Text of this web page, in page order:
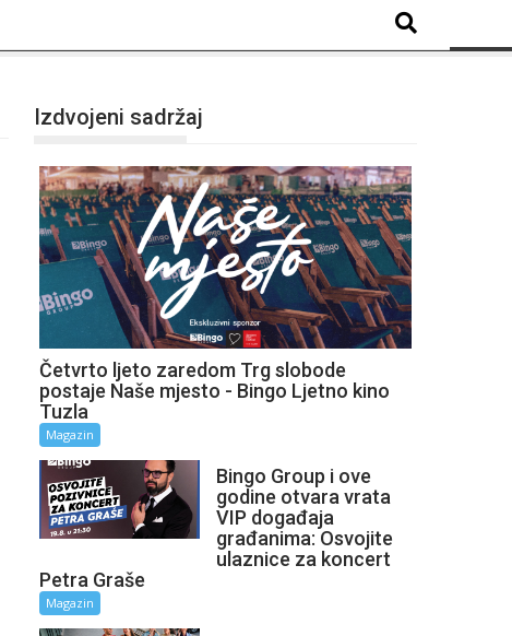
Izdvojeni sadržaj
Četvrto ljeto zaredom Trg slobode
postaje Naše mjesto - Bingo Ljetno kino
Tuzla
Magazin
Bingo Group i ove
godine otvara vrata
VIP događaja
građanima: Osvojite
ulaznice za koncert
Petra Graše
Magazin